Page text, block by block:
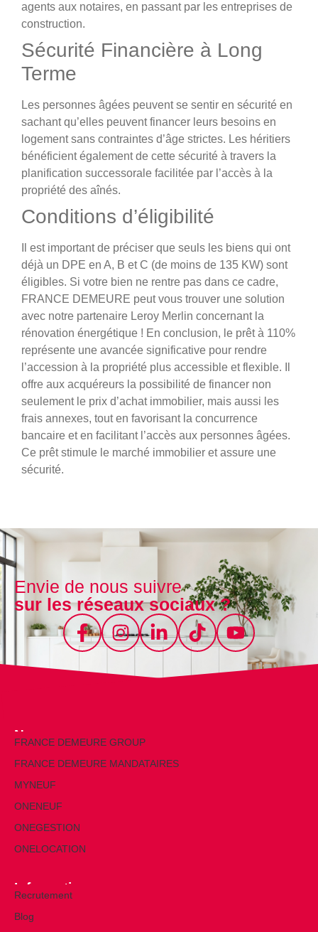
agents aux notaires, en passant par les entreprises de
construction.
Sécurité Financière à Long
Terme
Les personnes âgées peuvent se sentir en sécurité en
sachant qu’elles peuvent financer leurs besoins en
logement sans contraintes d’âge strictes. Les héritiers
bénéficient également de cette sécurité à travers la
planification successorale facilitée par l’accès à la
propriété des aînés.
Conditions d’éligibilité
Il est important de préciser que seuls les biens qui ont
déjà un DPE en A, B et C (de moins de 135 KW) sont
éligibles. Si votre bien ne rentre pas dans ce cadre,
FRANCE DEMEURE peut vous trouver une solution
avec notre partenaire Leroy Merlin concernant la
rénovation énergétique ! En conclusion, le prêt à 110%
représente une avancée significative pour rendre
l’accession à la propriété plus accessible et flexible. Il
offre aux acquéreurs la possibilité de financer non
seulement le prix d’achat immobilier, mais aussi les
frais annexes, tout en favorisant la concurrence
bancaire et en facilitant l’accès aux personnes âgées.
Ce prêt stimule le marché immobilier et assure une
sécurité.
Envie de nous suivre
sur les réseaux sociaux ?
Nos marques
FRANCE DEMEURE GROUP
FRANCE DEMEURE MANDATAIRES
MYNEUF
ONENEUF
ONEGESTION
ONELOCATION
Informations
Recrutement
Blog